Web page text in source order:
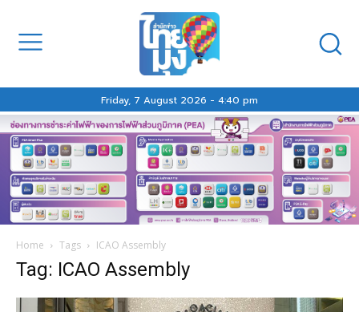
Friday, 7 August 2026 - 4:40 pm
Home Tags ICAO Assembly
Tag: ICAO Assembly